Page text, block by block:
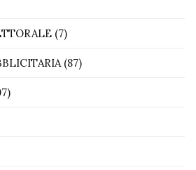
(7)
(87)